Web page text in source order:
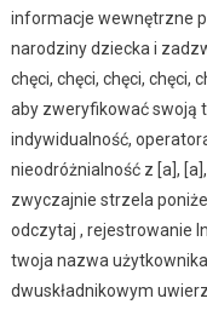
informacje wewnętrzne
narodziny dziecka i
chęci, chęci, chęci, chęci,
aby zweryfikować swoją
indywidualność,
nieodróżnialność z [a],
zwyczajnie strzela
odczytaj , rejestrowanie
twoja nazwa
dwuskładnikowym